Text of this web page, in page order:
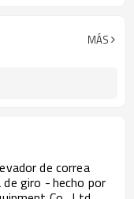
MÁS
de correa
de giro -hecho por